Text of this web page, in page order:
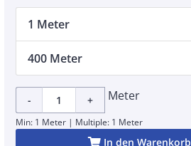
1 Meter
400 Meter
- + Meter
Min: 1 Meter | Multiple: 1 Meter
In den Warenkorb